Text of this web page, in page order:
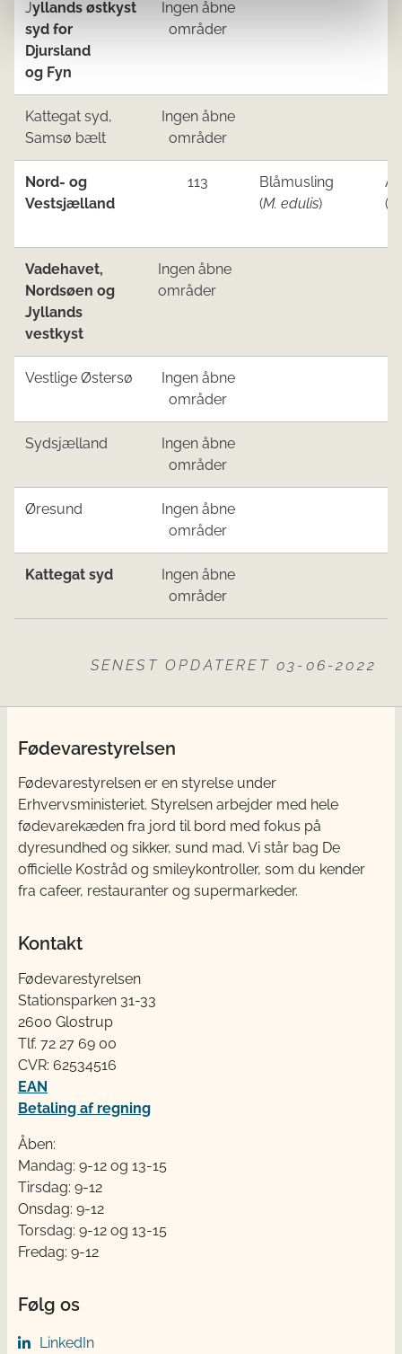
Jyllands østkyst
syd for
Djursland
og Fyn
Ingen åbne
områder
Kattegat syd,
Samsø bælt
Ingen åbne
områder
Nord- og
Vestsjælland
113
Blåmusling
(M. edulis)
A
Vadehavet,
Nordsøen ​og
Jyllands
vestkyst​
Ingen åbne
områder
Vestlige Østersø​
Ingen åbne
områder​
​Sydsjælland
Ingen åbne
områder​
​Øresund
Ingen åbne
områder​
​Kattegat syd
Ingen åbne
områder
SENEST OPDATERET 03-06-2022
Fødevarestyrelsen
Fødevarestyrelsen er en styrelse under
Erhvervsministeriet. Styrelsen arbejder med hele
fødevarekæden fra jord til bord med fokus på
dyresundhed og sikker, sund mad. Vi står bag De
officielle Kostråd og smileykontroller, som du kender
fra cafeer, restauranter og supermarkeder.
Kontakt
Fødevarestyrelsen
Stationsparken 31-33
2600 Glostrup
Tlf. 72 2​​​7 69 00
CVR: 62534516
EAN
Betaling af regning
Åben:
Mandag: 9-12 og 13-15
Tirsdag: 9-12
Onsdag: 9-12
Torsdag: 9-12 og 13-15
Fredag: 9-12
Følg os
LinkedIn